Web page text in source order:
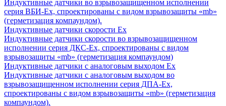
Индуктивные датчики во взрывозащищенном исполнении
серия ВБИ-Ех, спроектированы с видом взрывозащиты «mb»
(герметизация компаундом).
Индуктивные датчики скорости Ех
Индуктивные датчики скорости во взрывозащищенном
исполнении серия ДКС-Ех, спроектированы с видом
взрывозащиты «mb» (герметизация компаундом)
Индуктивные датчики с аналоговым выходом Ех
Индуктивные датчики с аналоговым выходом во
взрывозащищенном исполнении серия ДПА-Ех,
спроектированы с видом взрывозащиты «mb» (герметизация
компаундом).